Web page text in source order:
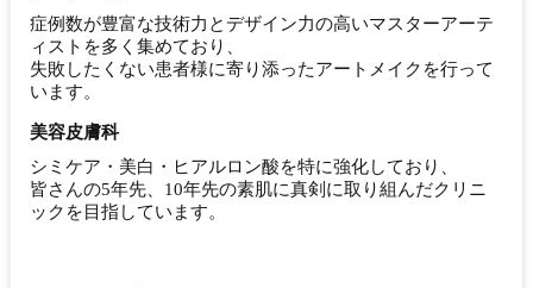
症例数が豊富な技術力とデザイン力の高いマスターアーテ
ィストを多く集めており、
失敗したくない患者様に寄り添ったアートメイクを行って
います。
美容皮膚科
シミケア・美白・ヒアルロン酸を特に強化しており、
皆さんの5年先、10年先の素肌に真剣に取り組んだクリニ
ックを目指しています。